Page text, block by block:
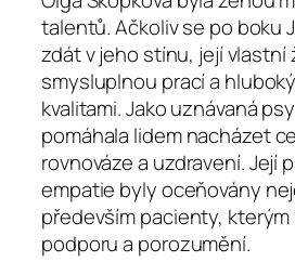
talentů. Ačkoliv se po boku
zdát v jeho stínu, její vlastní
smysluplnou prací a
kvalitami. Jako uznávaná
pomáhala lidem nacházet
rovnováze a uzdravení. Její
empatie byly oceňovány
především pacienty,
podporu a porozumění.